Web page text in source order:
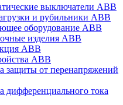
выключатели ABB
и рубильники ABB
оборудование ABB
изделия ABB
ABB
ABB
защиты от перенапряжений
дифференциального тока